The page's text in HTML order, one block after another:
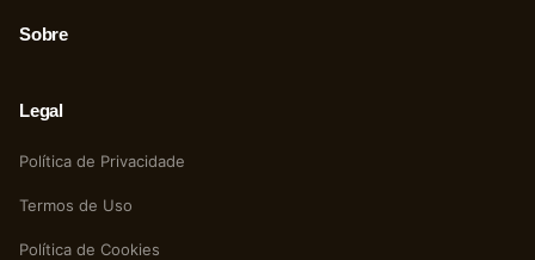
Sobre
Legal
Política de Privacidade
Termos de Uso
Política de Cookies